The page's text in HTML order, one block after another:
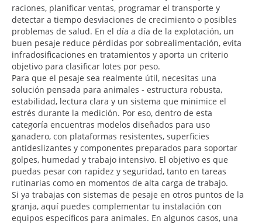
raciones, planificar ventas, programar el transporte y
detectar a tiempo desviaciones de crecimiento o posibles
problemas de salud. En el día a día de la explotación, un
buen pesaje reduce pérdidas por sobrealimentación, evita
infradosificaciones en tratamientos y aporta un criterio
objetivo para clasificar lotes por peso.
Para que el pesaje sea realmente útil, necesitas una
solución pensada para animales - estructura robusta,
estabilidad, lectura clara y un sistema que minimice el
estrés durante la medición. Por eso, dentro de esta
categoría encuentras modelos diseñados para uso
ganadero, con plataformas resistentes, superficies
antideslizantes y componentes preparados para soportar
golpes, humedad y trabajo intensivo. El objetivo es que
puedas pesar con rapidez y seguridad, tanto en tareas
rutinarias como en momentos de alta carga de trabajo.
Si ya trabajas con sistemas de pesaje en otros puntos de la
granja, aquí puedes complementar tu instalación con
equipos específicos para animales. En algunos casos, una